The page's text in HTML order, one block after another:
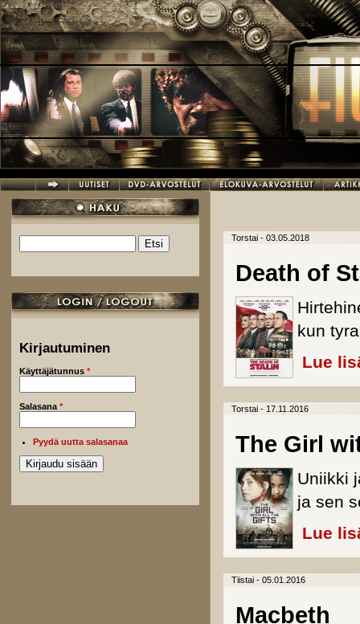
Hyppää pääsisältöön
Hakulomake
Kirjautuminen
Käyttäjätunnus *
Salasana *
Pyydä uutta salasanaa
Torstai - 03.05.2018
Death of
kun
Lue
Torstai - 17.11.2016
The Girl
Uniikki
ja sen
Lue
Tiistai - 05.01.2016
Macbeth